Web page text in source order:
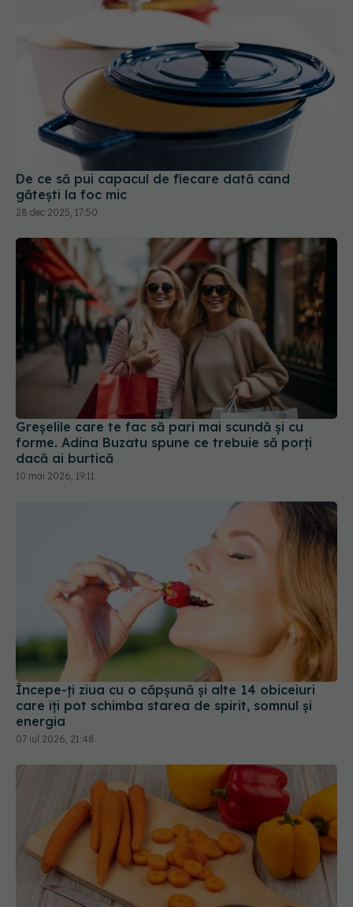
De ce să pui capacul de fiecare dată când
gătești la foc mic
28 dec 2025, 17:50
Greșelile care te fac să pari mai scundă și cu
forme. Adina Buzatu spune ce trebuie să porți
dacă ai burtică
10 mai 2026, 19:11
Începe-ți ziua cu o căpșună și alte 14 obiceiuri
care îți pot schimba starea de spirit, somnul și
energia
07 iul 2026, 21:48